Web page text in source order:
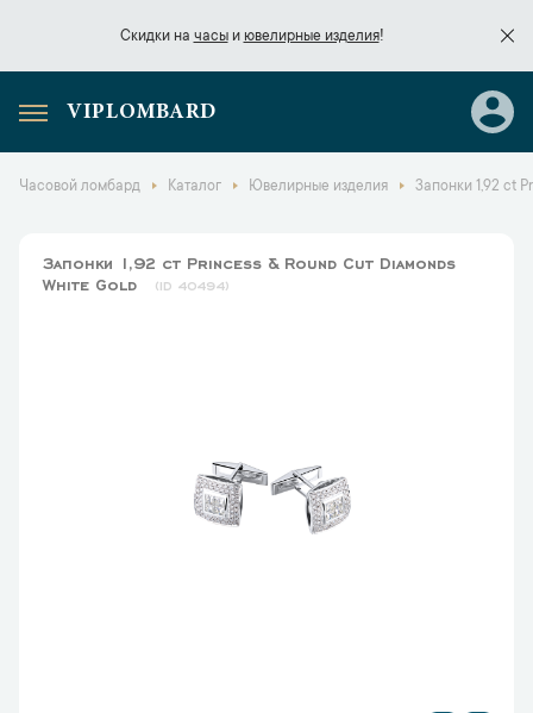
Скидки на часыи ювелирные изделия!
Скидки начасы
VIPLOMBARD
Часовой ломбард Каталог Ювелирные изделия Запонки 1,92 ct
Запонки 1,92 ct Princess & Round Cut Diamonds
White Gold
40494